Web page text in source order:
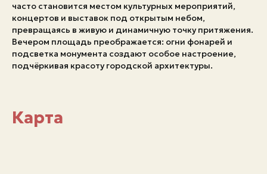
часто становится местом культурных мероприятий,
концертов и выставок под открытым небом,
превращаясь в живую и динамичную точку притяжения.
Вечером площадь преображается: огни фонарей и
подсветка монумента создают особое настроение,
подчёркивая красоту городской архитектуры.
Карта